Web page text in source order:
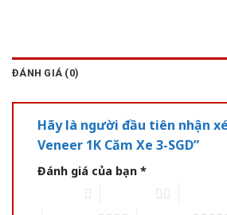
ĐÁNH GIÁ (0)
Hãy là người đầu tiên nhận
Veneer 1K Căm Xe 3-SGD”
Đánh giá của bạn *